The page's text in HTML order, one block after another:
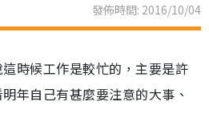
發佈時間: 2016/10/04
時候工作是較忙的，主要是許
年自己有甚麼要注意的大事、